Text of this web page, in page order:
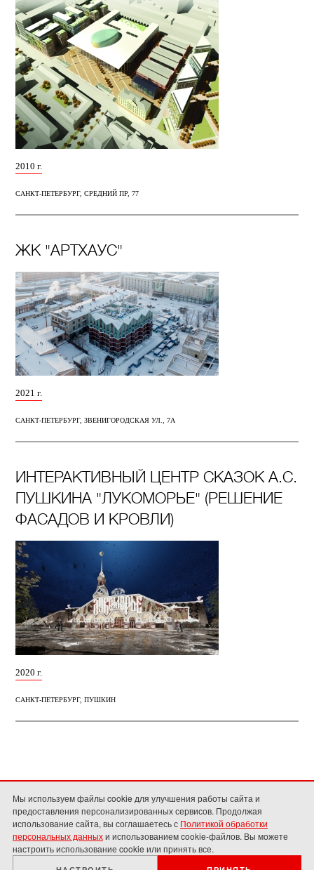
2010 г.
САНКТ-ПЕТЕРБУРГ, СРЕДНИЙ ПР, 77
ЖК "АРТХАУС"
2021 г.
САНКТ-ПЕТЕРБУРГ, ЗВЕНИГОРОДСКАЯ УЛ., 7А
ИНТЕРАКТИВНЫЙ ЦЕНТР СКАЗОК А.С.
ПУШКИНА "ЛУКОМОРЬЕ" (РЕШЕНИЕ
ФАСАДОВ И КРОВЛИ)
2020 г.
САНКТ-ПЕТЕРБУРГ, ПУШКИН
САНКТ-ПЕТЕРБУРГ
тел.: (812) 571-3479; (812) 315-8501;
факс: (812) 710-66-09
Мы используем файлы cookie для улучшения работы сайта и
предоставления персонализированных сервисов. Продолжая
использование сайта, вы соглашаетесь с Политикой обработки
персональных данныхи использованием cookie-файлов. Вы можете
настроить использование cookie или принять все.